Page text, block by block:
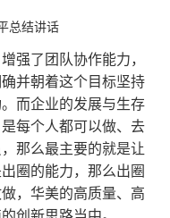
总结讲话
了团队协作能力，
并朝着这个目标坚持
而企业的发展与生存
每个人都可以做、去
那么最主要的就是让
圈的能力，那么出圈
，华美的高质量、高